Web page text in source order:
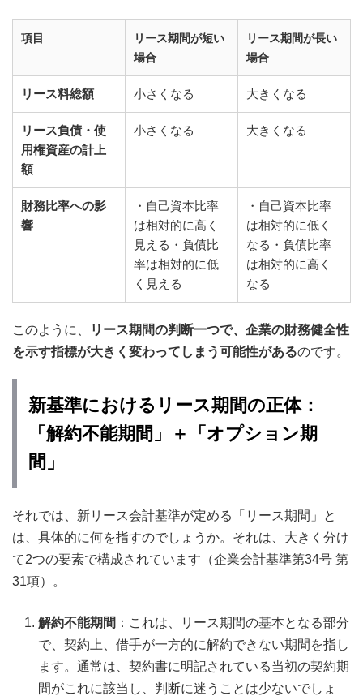
項目
リース期間が短い
場合
リース期間が長い
場合
リース料総額 小さくなる 大きくなる
リース負債・使
用権資産の計上
額
小さくなる 大きくなる
財務比率への影
響
・自己資本比率
は相対的に高く
見える・負債比
率は相対的に低
く見える
・自己資本比率
は相対的に低く
なる・負債比率
は相対的に高く
なる
このように、
リース期間の判断一つで、企業の財務健全性
を示す指標が大きく変わってしまう可能性があるのです。
新基準におけるリース期間の正体：
「解約不能期間」＋「オプション期
間」
それでは、新リース会計基準が定める「リース期間」と
は、具体的に何を指すのでしょうか。それは、大きく分け
て2つの要素で構成されています（企業会計基準第34号 第
31項）。
解約不能期間 ：これは、リース期間の基本となる部分
で、契約上、借手が一方的に解約できない期間を指し
ます。通常は、契約書に明記されている当初の契約期
間がこれに該当し、判断に迷うことは少ないでしょ